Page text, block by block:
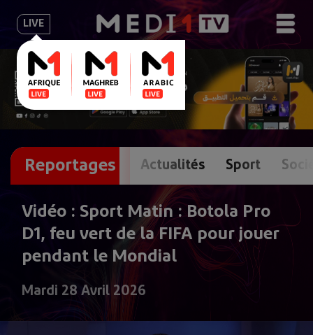
LIVE
Actualités Sport
Reportages
Vidéo : Sport Matin : Botola Pro
D1, feu vert de la FIFA pour jouer
pendant le Mondial
Mardi 28 Avril 2026